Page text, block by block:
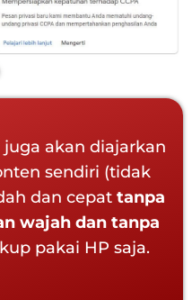
akan diajarkan
sendiri (tidak
dan cepat tanpa
wajah dan tanpa
pakai HP saja.